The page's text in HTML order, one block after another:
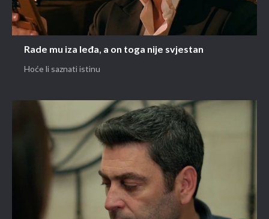
Rade mu iza leđa, a on toga nije svjestan
Hoće li saznati istinu